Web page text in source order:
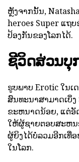
ຫຼັງຈາກນັ້ນ,
heroes Super ແຖ
ປ້ອງກັນຂອງໂລກໄດ້.
ຊີວິດສ່ວນບຸ
ຮູບພາບ Erotic ໃນ
ສົນທະນາສາມາດເບິ່ງ
ຂະຫນາດນ້ອຍ, ແຕ່ອັ
ໃຫ້ຜູ້ຊາຍຕອບສະຫນ
ຜູ້ຍິງໄດ້ບໍ່ລວມອີກເທື່
ໃນໂລກ.